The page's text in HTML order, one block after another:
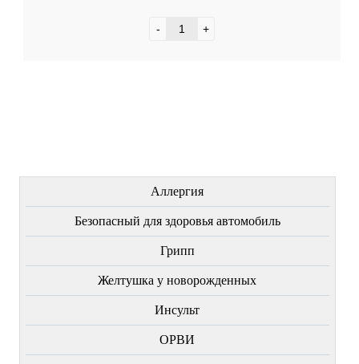
- +
Аллергия
Безопасный для здоровья автомобиль
Грипп
Желтушка у новорожденных
Инсульт
ОРВИ